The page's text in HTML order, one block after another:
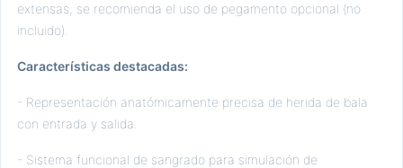
extensas, se recomienda el uso de pegamento opcional (no
incluido).
Características destacadas:
- Representación anatómicamente precisa de herida de bala
con entrada y salida.
- Sistema funcional de sangrado para simulación de